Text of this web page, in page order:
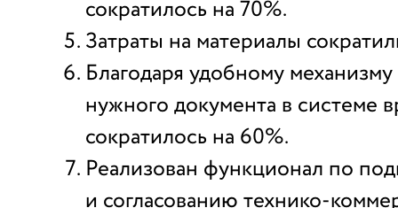
сократилось на 70%.
Затраты на материалы
Благодаря удобному
нужного документа в системе
сократилось на 60%.
Реализован функционал по
и согласованию технико-